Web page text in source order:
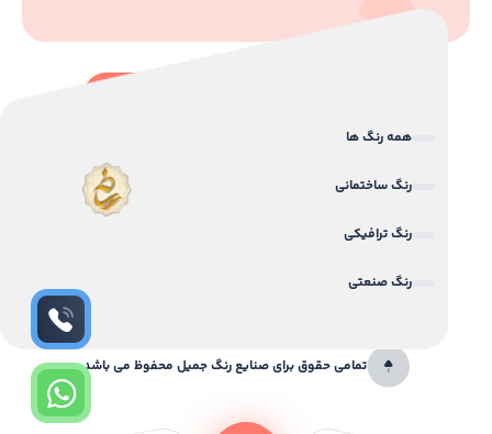
همه رنگ ها
رنگ ساختمانی
رنگ ترافیکی
رنگ صنعتی
تمامی حقوق برای صنایع رنگ جمیل محفوظ می باشد